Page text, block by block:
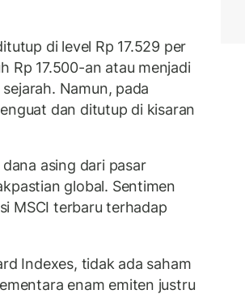
di level Rp 17.529 per
Rp 17.500-an atau menjadi
Namun, pada
dan ditutup di kisaran
asing dari pasar
global. Sentimen
MSCI terbaru terhadap
Indexes, tidak ada saham
enam emiten justru